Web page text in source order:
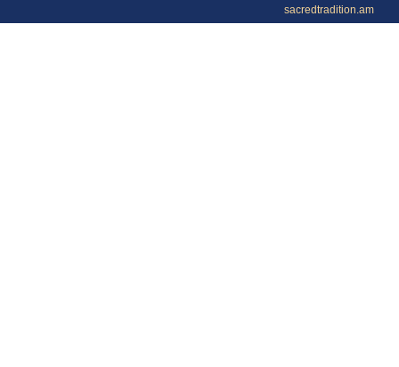
sacredtradition.am